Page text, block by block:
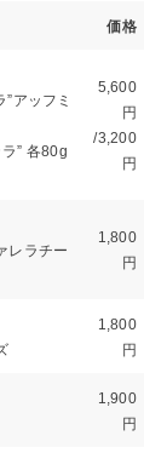
価格
アッフミ
” 各80g
5,600
円
/3,200
円
レラチー
1,800
円
1,800
円
1,900
円